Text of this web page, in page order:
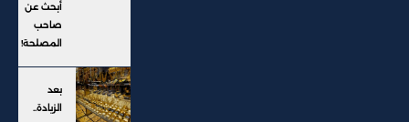
أبحث عن
صاحب
المصلحة!
بعد
الزيادة..